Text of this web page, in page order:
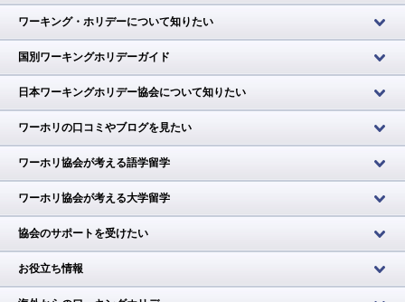
ワーキング・ホリデーについて知りたい
国別ワーキングホリデーガイド
日本ワーキングホリデー協会について知りたい
ワーホリの口コミやブログを見たい
ワーホリ協会が考える語学留学
ワーホリ協会が考える大学留学
協会のサポートを受けたい
お役立ち情報